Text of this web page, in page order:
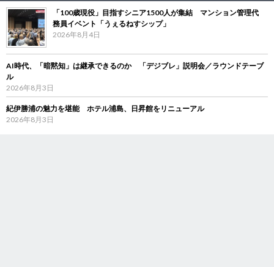
「100歳現役」目指すシニア1500人が集結 マンション管理代
務員イベント「うぇるねすシップ」
2026年8月4日
AI時代、「暗黙知」は継承できるのか 「デジブレ」説明会／ラウンドテーブ
ル
2026年8月3日
紀伊勝浦の魅力を堪能 ホテル浦島、日昇館をリニューアル
2026年8月3日